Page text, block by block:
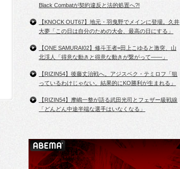
Black Combatが契約違反と法的処置へ?!
【KNOCK OUT67】地元・羽曳野でメインに登場。久井
大夢「この日は自分のための大会、最高の日にする」
【ONE SAMURAI02】修斗王者=田上こゆると激突、山
北渓人「得意な動きと得意な動きが繋がって――」
【RIZIN54】後藤丈治戦へ。アジスベク・テミロフ「狙
っているわけじゃない。結果的にKO勝利が生まれる」
【RIZIN54】摩嶋一整が語る武田光司とフェザー級戦線
「どんどん中途半端な選手はいなくなる」